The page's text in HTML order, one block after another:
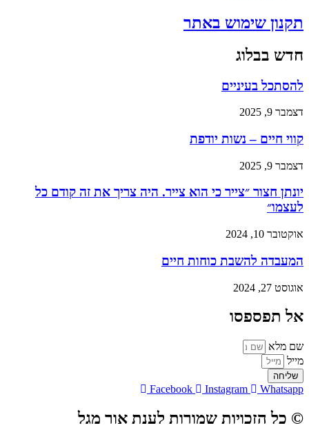
תקנון שימוש באתר
חדש בבלוג
להסתכל בעיניים
דצמבר 9, 2025
קווי חיים – נשות יודפת
דצמבר 9, 2025
יונתן חצור ״צייר כי הוא צייר. היה צריך את זה קודם כל
לעצמו״
אוקטובר 10, 2024
המעבדה להשבת כוחות חיים
אוגוסט 27, 2024
אל תפספסו
שם מלא
מייל
שליחה
Facebook Instagram Whatsapp
© כל הזכויות שמורות לענת אור מגל